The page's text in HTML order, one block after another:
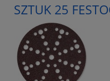
SZTUK 25